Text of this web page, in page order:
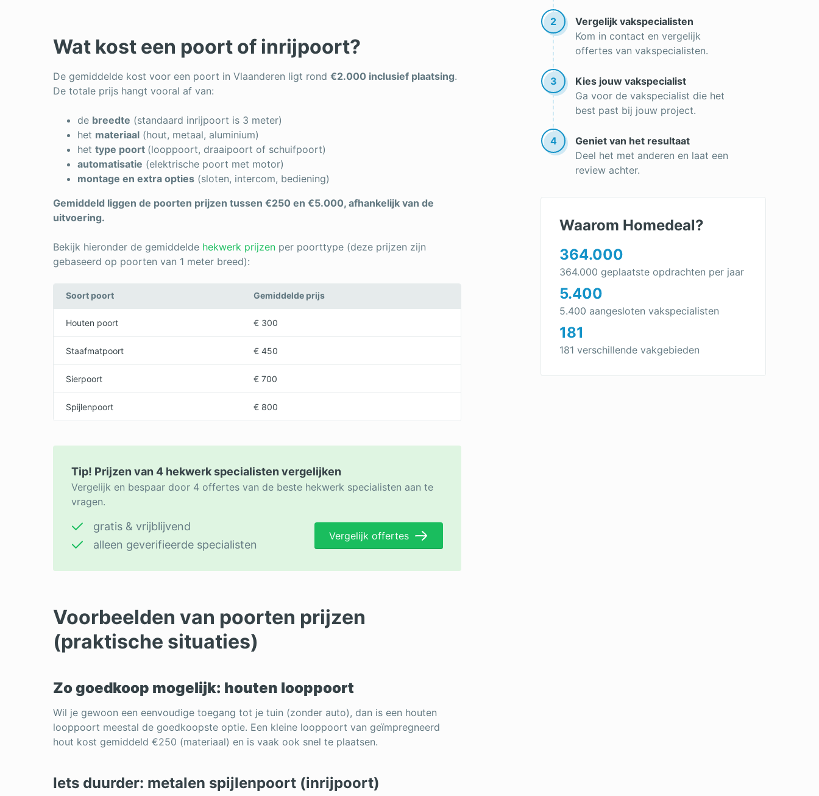
Wat kost een poort of inrijpoort?
De gemiddelde kost voor een poort in Vlaanderen ligt rond €2.000 inclusief plaatsing.
De totale prijs hangt vooral af van:
de breedte (standaard inrijpoort is 3 meter)
het materiaal (hout, metaal, aluminium)
het type poort (looppoort, draaipoort of schuifpoort)
automatisatie (elektrische poort met motor)
montage en extra opties (sloten, intercom, bediening)
Gemiddeld liggen de poorten prijzen tussen €250 en €5.000, afhankelijk van de
uitvoering.
Bekijk hieronder de gemiddelde hekwerk prijzen per poorttype (deze prijzen zijn
gebaseerd op poorten van 1 meter breed):
Soort poort Gemiddelde prijs
Houten poort € 300
Staafmatpoort € 450
Sierpoort € 700
Spijlenpoort € 800
Tip! Prijzen van 4 hekwerk specialisten vergelijken
Vergelijk en bespaar door 4 offertes van de beste hekwerk specialisten aan te
vragen.
gratis & vrijblijvend
alleen geverifieerde specialisten
Vergelijk offertes
Voorbeelden van poorten prijzen
(praktische situaties)
Zo goedkoop mogelijk: houten looppoort
Wil je gewoon een eenvoudige toegang tot je tuin (zonder auto), dan is een houten
looppoort meestal de goedkoopste optie. Een kleine looppoort van geïmpregneerd
hout kost gemiddeld €250 (materiaal) en is vaak ook snel te plaatsen.
Iets duurder: metalen spijlenpoort (inrijpoort)
2
Vergelijk vakspecialisten
Kom in contact en vergelijk
offertes van vakspecialisten.
3
Kies jouw vakspecialist
Ga voor de vakspecialist die het
best past bij jouw project.
4
Geniet van het resultaat
Deel het met anderen en laat een
review achter.
Waarom Homedeal?
364.000
364.000 geplaatste opdrachten per jaar
5.400
5.400 aangesloten vakspecialisten
181
181 verschillende vakgebieden